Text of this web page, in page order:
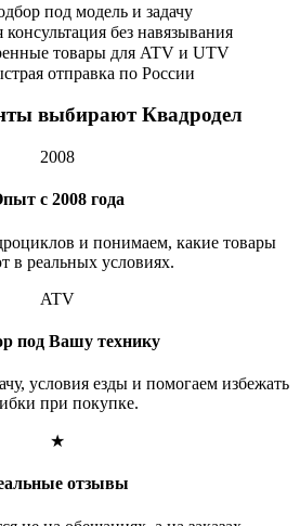
под модель и задачу
консультация без навязывания
товары для ATV и UTV
отправка по России
выбирают Квадродел
2008
с 2008 года
и понимаем, какие товары
в реальных условиях.
ATV
под Вашу технику
условия езды и помогаем избежать
при покупке.
★
отзывы